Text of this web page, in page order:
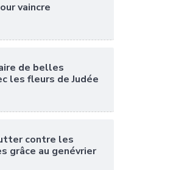
vaincre
de belles
les fleurs de Judée
contre les
grâce au genévrier